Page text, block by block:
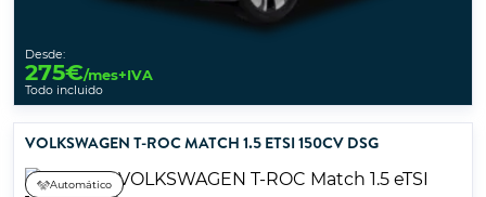
Desde:
275€/mes+IVA
Todo incluido
VOLKSWAGEN T-ROC MATCH 1.5 ETSI 150CV DSG
Automático